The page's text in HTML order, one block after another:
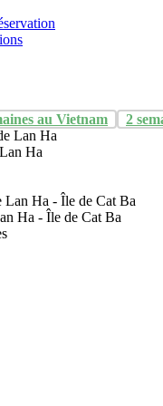
au Vietnam 2
Ha
Ha - Île de Cat Ba